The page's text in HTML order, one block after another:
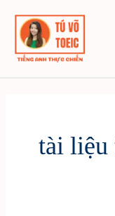
content
tài liệu